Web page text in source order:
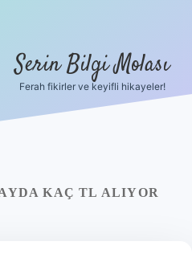
Serin Bilgi Molası
Ferah fikirler ve keyifli hikayeler!
KAÇ TL ALIYOR